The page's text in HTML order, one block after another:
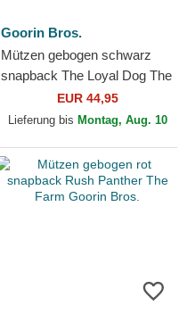
Goorin Bros.
Mützen gebogen schwarz
snapback The Loyal Dog The
Farm Goorin Bros.
EUR 44,95
Lieferung bis Montag, Aug. 10